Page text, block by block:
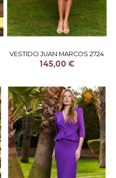
VESTIDO JUAN MARCOS 2724
145,00 €